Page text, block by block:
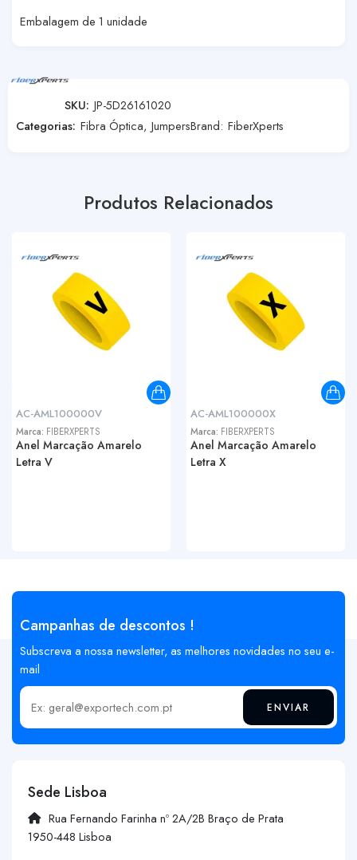
Embalagem de 1 unidade
SKU: JP-5D26161020
Categorias: Fibra Óptica, JumpersBrand: FiberXperts
Produtos Relacionados
AC-AML100000V
Marca: FIBERXPERTS
Anel Marcação Amarelo
Letra V
AC-AML100000X
Marca: FIBERXPERTS
Anel Marcação Amarelo
Letra X
Campanhas de descontos !
Subscreva a nossa newsletter, as melhores novidades no seu e-
mail
Insira o seu email ENVIAR
Sede Lisboa
Rua Fernando Farinha nº 2A/2B Braço de Prata
1950-448 Lisboa